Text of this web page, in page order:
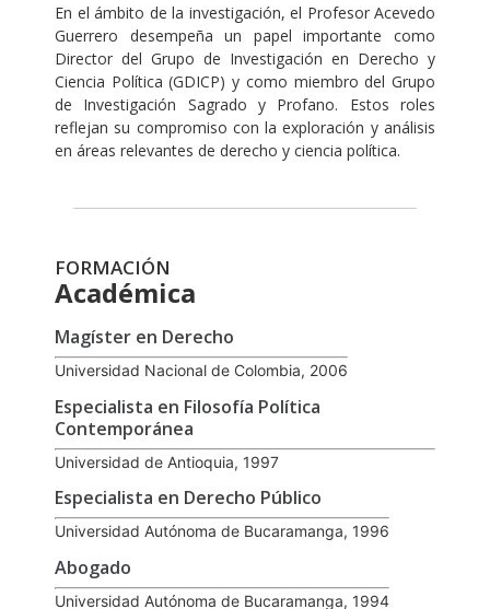
En el ámbito de la investigación, el Profesor Acevedo
Guerrero desempeña un papel importante como
Director del Grupo de Investigación en Derecho y
Ciencia Política (GDICP) y como miembro del Grupo
de Investigación Sagrado y Profano. Estos roles
reflejan su compromiso con la exploración y análisis
en áreas relevantes de derecho y ciencia política.
FORMACIÓN
Académica
Magíster en Derecho
Universidad Nacional de Colombia, 2006
Especialista en Filosofía Política
Contemporánea
Universidad de Antioquia, 1997
Especialista en Derecho Público
Universidad Autónoma de Bucaramanga, 1996
Abogado
Universidad Autónoma de Bucaramanga, 1994